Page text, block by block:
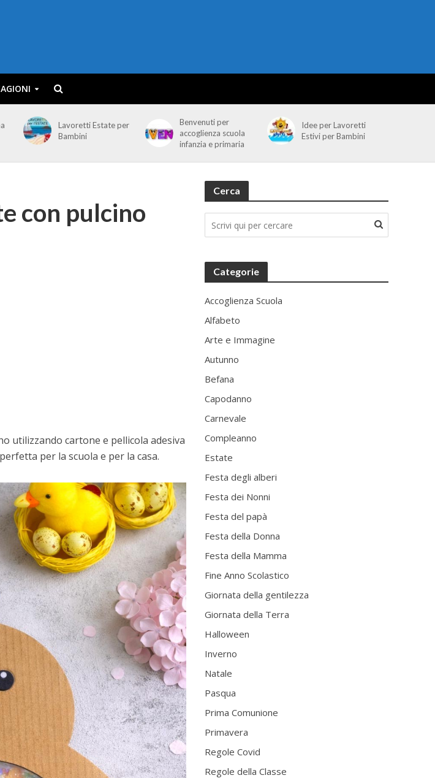
Lavoretti Estate per
Bambini
Benvenuti per
accoglienza scuola
infanzia e primaria
Idee per Lavoretti
Estivi per Bambini
con pulcino
utilizzando cartone e pellicola adesiva
per la scuola e per la casa.
Cerca
Categorie
Accoglienza Scuola
Alfabeto
Arte e Immagine
Autunno
Befana
Capodanno
Carnevale
Compleanno
Estate
Festa degli alberi
Festa dei Nonni
Festa del papà
Festa della Donna
Festa della Mamma
Fine Anno Scolastico
Giornata della gentilezza
Giornata della Terra
Halloween
Inverno
Natale
Pasqua
Prima Comunione
Primavera
Regole Covid
Regole della Classe